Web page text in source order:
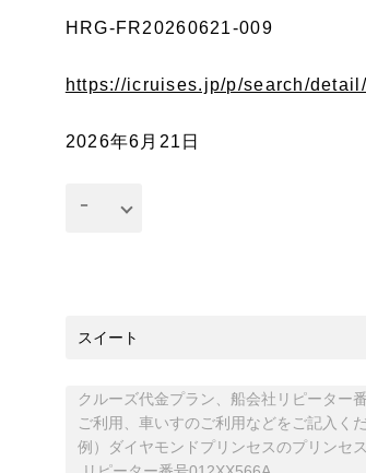
HRG-FR20260621-009
https://icruises.jp/p/search/
2026年6月21日